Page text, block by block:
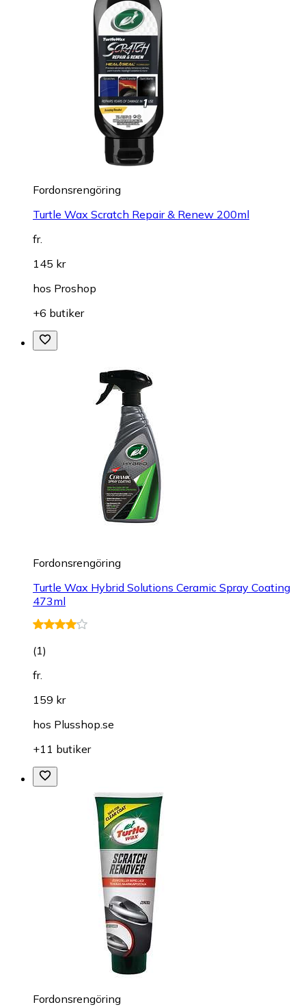
Fordonsrengöring
Turtle Wax Scratch Repair & Renew 200ml
fr.
145 kr
hos Proshop
+6 butiker
Fordonsrengöring
Turtle Wax Hybrid Solutions Ceramic Spray Coating
473ml
(1)
fr.
159 kr
hos Plusshop.se
+11 butiker
Fordonsrengöring